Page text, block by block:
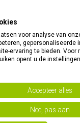
Powered by
voor analyse van
gepersonaliseerde
ervaring te bieden. Voor
opent u de
Accepteer alles
Nee, pas aan